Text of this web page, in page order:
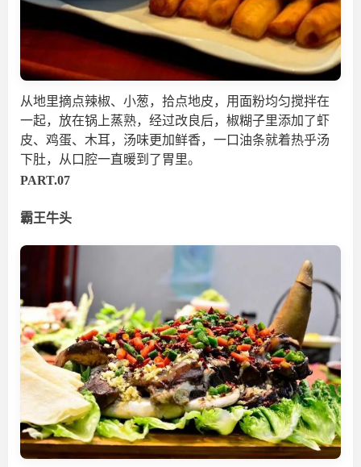
从地里摘点辣椒、小葱，拾点地皮，用面粉均匀搅拌在
一起，放在锅上蒸熟，经过改良后，椒糊子里添加了虾
皮、鸡蛋、木耳，汤味更加鲜香，一口油条就着热乎汤
下肚，从口腔一直暖到了胃里。
PART.07
霸王牛头